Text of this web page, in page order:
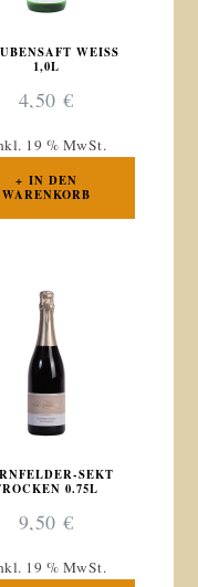
WEISS 1
,0L
4,50€
19 % MwSt.
IN DEN
WARENKORB
SEKT
0.75L
9,50€
19 % MwSt.